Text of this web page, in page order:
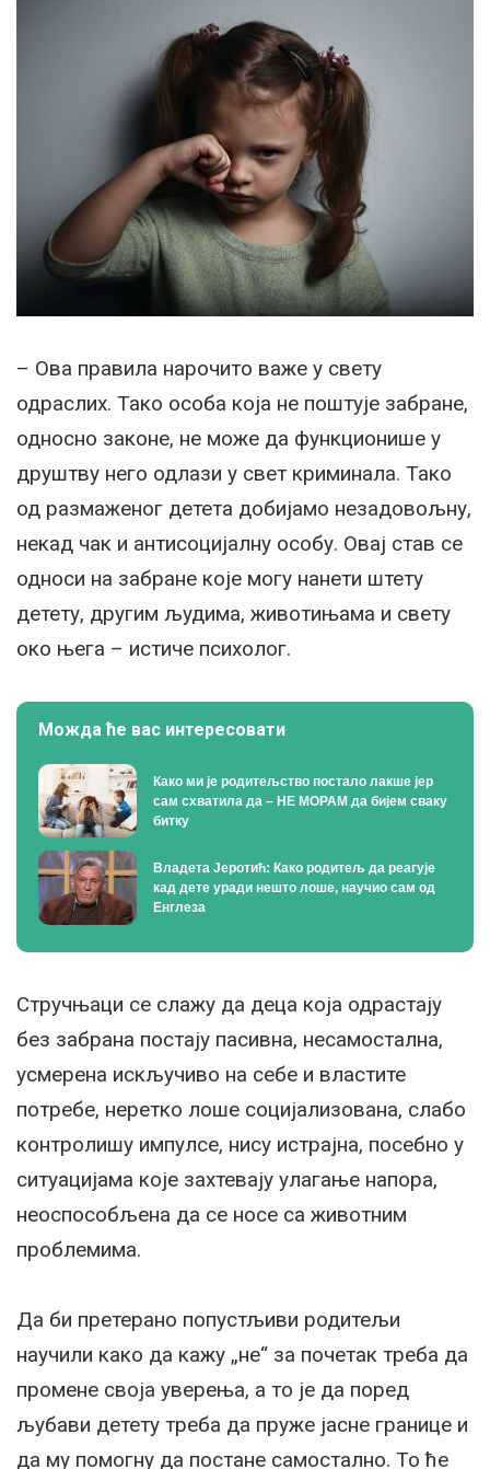
– Ова правила нарочито важе у свету
одраслих. Тако особа која не поштује забране,
односно законе, не може да функционише у
друштву него одлази у свет криминала. Тако
од размаженог детета добијамо незадовољну,
некад чак и антисоцијалну особу. Овај став се
односи на забране које могу нанети штету
детету, другим људима, животињама и свету
око њега – истиче психолог.
Можда ће вас интересовати
Како ми је родитељство постало лакше јер
сам схватила да – НЕ МОРАМ да бијем сваку
битку
Владета Јеротић: Како родитељ да реагује
кад дете уради нешто лоше, научио сам од
Енглеза
Стручњаци се слажу да деца која одрастају
без забрана постају пасивна, несамостална,
усмерена искључиво на себе и властите
потребе, неретко лоше социјализована, слабо
контролишу импулсе, нису истрајна, посебно у
ситуацијама које захтевају улагање напора,
неоспособљена да се носе са животним
проблемима.
Да би претерано попустљиви родитељи
научили како да кажу „не“ за почетак треба да
промене своја уверења, а то је да поред
љубави детету треба да пруже јасне границе и
да му помогну да постане самостално. То ће